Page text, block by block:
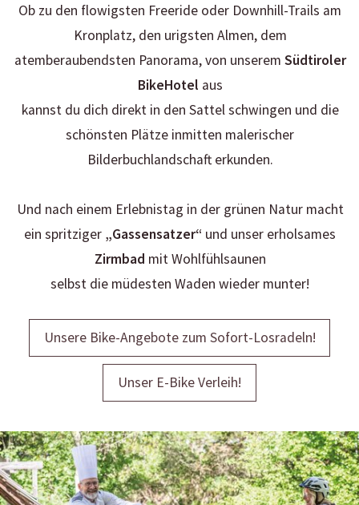
Ob zu den flowigsten Freeride oder Downhill-Trails am
Kronplatz, den urigsten Almen, dem
atemberaubendsten Panorama, von unserem Südtiroler
BikeHotel aus
kannst du dich direkt in den Sattel schwingen und die
schönsten Plätze inmitten malerischer
Bilderbuchlandschaft erkunden.
Und nach einem Erlebnistag in der grünen Natur macht
ein spritziger „Gassensatzer“ und unser erholsames
Zirmbad mit Wohlfühlsaunen
selbst die müdesten Waden wieder munter!
Unsere Bike-Angebote zum Sofort-Losradeln!
Unser E-Bike Verleih!